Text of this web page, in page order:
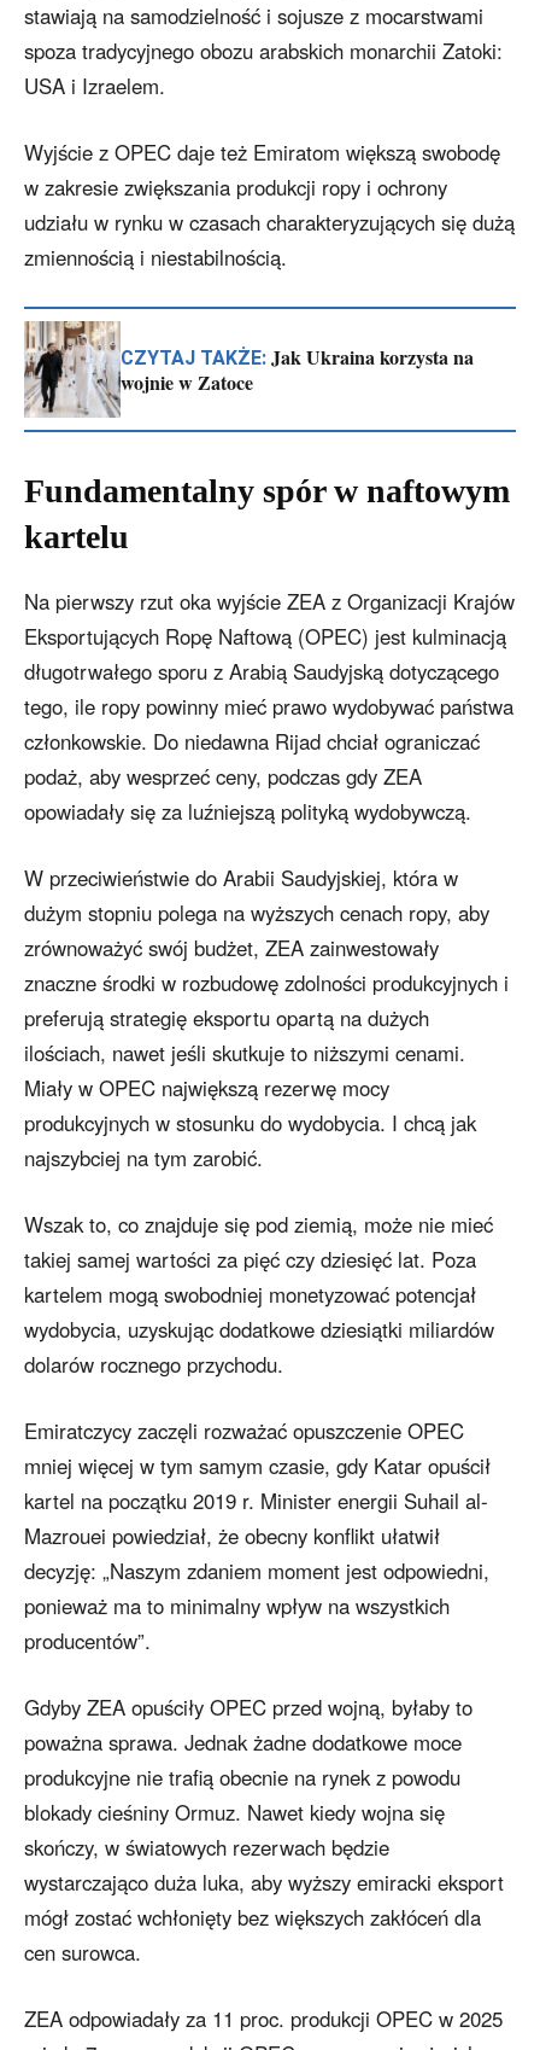
stawiają na samodzielność i sojusze z mocarstwami
spoza tradycyjnego obozu arabskich monarchii Zatoki:
USA i Izraelem.
Wyjście z OPEC daje też Emiratom większą swobodę
w zakresie zwiększania produkcji ropy i ochrony
udziału w rynku w czasach charakteryzujących się dużą
zmiennością i niestabilnością.
CZYTAJ TAKŻE: Jak Ukraina korzysta na
wojnie w Zatoce
Fundamentalny spór w naftowym
kartelu
Na pierwszy rzut oka wyjście ZEA z Organizacji Krajów
Eksportujących Ropę Naftową (OPEC) jest kulminacją
długotrwałego sporu z Arabią Saudyjską dotyczącego
tego, ile ropy powinny mieć prawo wydobywać państwa
członkowskie. Do niedawna Rijad chciał ograniczać
podaż, aby wesprzeć ceny, podczas gdy ZEA
opowiadały się za luźniejszą polityką wydobywczą.
W przeciwieństwie do Arabii Saudyjskiej, która w
dużym stopniu polega na wyższych cenach ropy, aby
zrównoważyć swój budżet, ZEA zainwestowały
znaczne środki w rozbudowę zdolności produkcyjnych i
preferują strategię eksportu opartą na dużych
ilościach, nawet jeśli skutkuje to niższymi cenami.
Miały w OPEC największą rezerwę mocy
produkcyjnych w stosunku do wydobycia. I chcą jak
najszybciej na tym zarobić.
Wszak to, co znajduje się pod ziemią, może nie mieć
takiej samej wartości za pięć czy dziesięć lat. Poza
kartelem mogą swobodniej monetyzować potencjał
wydobycia, uzyskując dodatkowe dziesiątki miliardów
dolarów rocznego przychodu.
Emiratczycy zaczęli rozważać opuszczenie OPEC
mniej więcej w tym samym czasie, gdy Katar opuścił
kartel na początku 2019 r. Minister energii Suhail al-
Mazrouei powiedział, że obecny konflikt ułatwił
decyzję: „Naszym zdaniem moment jest odpowiedni,
ponieważ ma to minimalny wpływ na wszystkich
producentów”.
Gdyby ZEA opuściły OPEC przed wojną, byłaby to
poważna sprawa. Jednak żadne dodatkowe moce
produkcyjne nie trafią obecnie na rynek z powodu
blokady cieśniny Ormuz. Nawet kiedy wojna się
skończy, w światowych rezerwach będzie
wystarczająco duża luka, aby wyższy emiracki eksport
mógł zostać wchłonięty bez większych zakłóceń dla
cen surowca.
ZEA odpowiadały za 11 proc. produkcji OPEC w 2025